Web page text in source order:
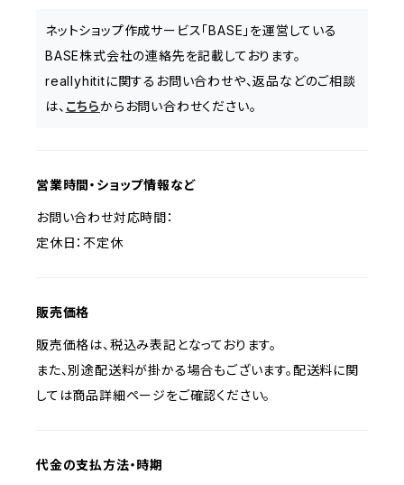
ネットショップ作成サービス「BASE」を運営している
BASE株式会社の連絡先を記載しております。
reallyhititに関するお問い合わせや、返品などのご相談
は、 こちらからお問い合わせください。
営業時間・ショップ情報など
お問い合わせ対応時間：
定休日：不定休
販売価格
販売価格は、税込み表記となっております。
また、別途配送料が掛かる場合もございます。配送料に関
しては商品詳細ページをご確認ください。
代金の支払方法・時期